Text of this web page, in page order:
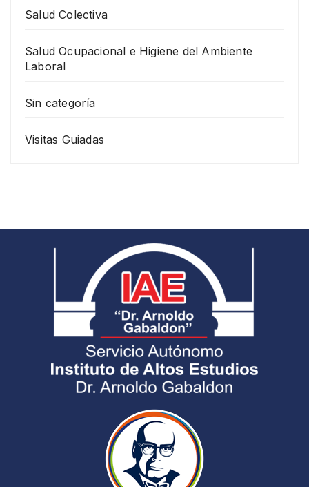
Salud Colectiva
Salud Ocupacional e Higiene del Ambiente
Laboral
Sin categoría
Visitas Guiadas